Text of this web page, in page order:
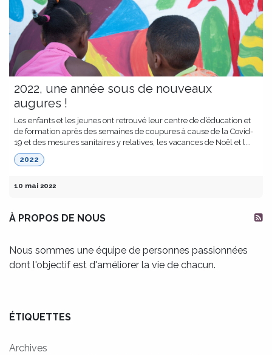
2022, une année sous de nouveaux
augures !
Les enfants et les jeunes ont retrouvé leur centre de d’éducation et
de formation après des semaines de coupures à cause de la Covid-
19 et des mesures sanitaires y relatives, les vacances de Noël et l...
2022
10 mai 2022
À PROPOS DE NOUS
Nous sommes une équipe de personnes passionnées
dont l'objectif est d'améliorer la vie de chacun.
ÉTIQUETTES
Archives